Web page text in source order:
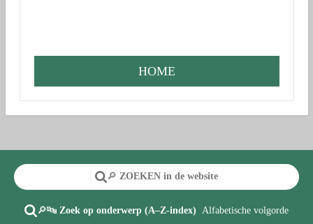
HOME
🔎ZOEKEN in de website
🔎🔤 Zoek op onderwerp (A–Z-index) Alfabetische volgorde